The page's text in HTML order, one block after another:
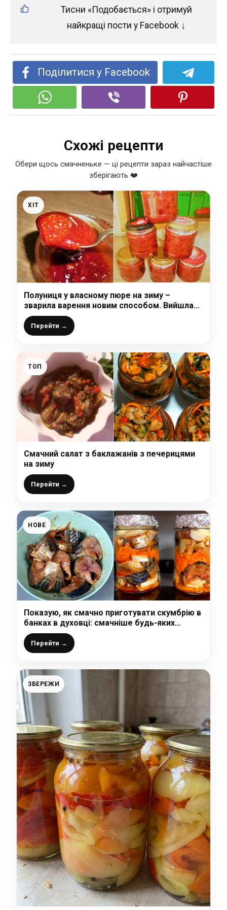
Тисни «Подобається» і отримуй
найкращі пости у Facebook ↓
Поділитися у Facebook
Схожі рецепти
Обери щось смачненьке — ці рецепти зараз найчастіше
зберігають ❤️
ХІТ
Полуниця у власному пюре на зиму –
зварила варення новим способом. Вийшла
така смакота!
Перейти →
ТОП
Смачний салат з баклажанів з печерицями
на зиму
Перейти →
НОВЕ
Показую, як смачно приготувати скумбрію в
банках в духовці: смачніше будь-яких
консервів, швидко і корисно
Перейти →
ЗБЕРЕЖИ